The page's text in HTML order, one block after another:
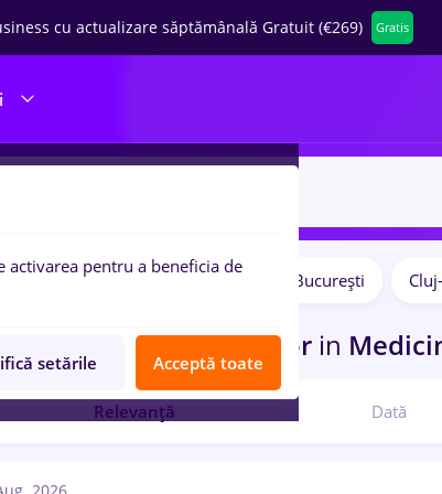
cu actualizare săptămânală Gratuit (€269) Gratis
București
contabil senior in
Relevanță Dată
activarea pentru a beneficia de
setările Acceptă toate